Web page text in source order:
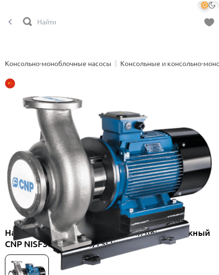
Консольно-моноблочные насосы Консольные и консольно-
Насос консольно-моноблочный центробежный
CNP NISF300-250-315/75SWF